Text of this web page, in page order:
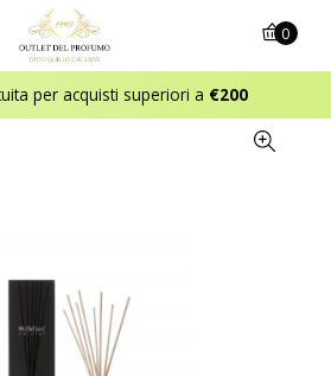
per acquisti superiori a €200
0